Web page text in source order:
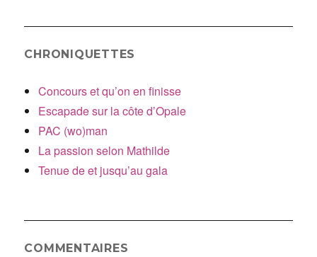
CHRONIQUETTES
Concours et qu’on en finisse
Escapade sur la côte d’Opale
PAC (wo)man
La passion selon Mathilde
Tenue de et jusqu’au gala
COMMENTAIRES